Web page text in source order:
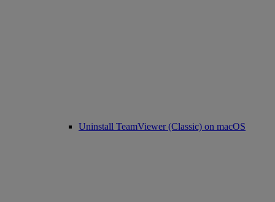
Uninstall TeamViewer (Classic) on macOS